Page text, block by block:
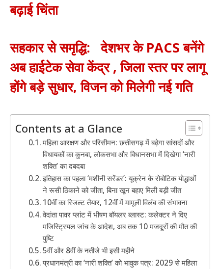
बढ़ाई चिंता
सहकार से समृद्धि: देशभर के PACS बनेंगे
अब हाईटेक सेवा केंद्र , जिला स्तर पर लागू
होंगे बड़े सुधार, विजन को मिलेगी नई गति
Contents at a Glance
महिला आरक्षण और परिसीमन: छत्तीसगढ़ में बढ़ेगा सांसदों और
विधायकों का कुनबा, लोकसभा और विधानसभा में दिखेगा ‘नारी
शक्ति’ का दबदबा
इतिहास का पहला ‘मशीनी सरेंडर’: यूक्रेन के रोबोटिक योद्धाओं
ने रूसी ठिकाने को जीता, बिना खून बहाए मिली बड़ी जीत
10वीं का रिजल्ट तैयार, 12वीं में मामूली विलंब की संभावना
वेदांता पावर प्लांट में भीषण बॉयलर ब्लास्ट: कलेक्टर ने दिए
मजिस्ट्रियल जांच के आदेश, अब तक 10 मजदूरों की मौत की
पुष्टि
5वीं और 8वीं के नतीजे भी इसी महीने
प्रधानमंत्री का ‘नारी शक्ति’ को भावुक पत्र: 2029 से महिला